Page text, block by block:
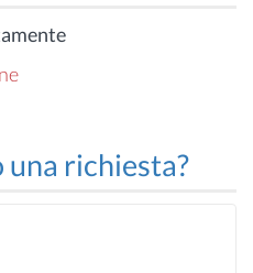
una richiesta?